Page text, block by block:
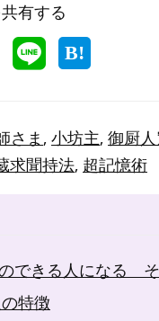
有する
さま , 小坊主, 御厨
求聞持法, 超記憶術
できる人になる
特徴